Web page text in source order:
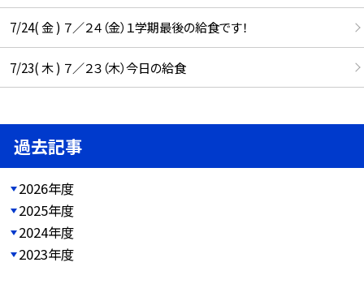
7/24( 金 ) ７／２４（金）１学期最後の給食です！
7/23( 木 ) ７／２３（木）今日の給食
過去記事
2026年度
2025年度
2024年度
2023年度